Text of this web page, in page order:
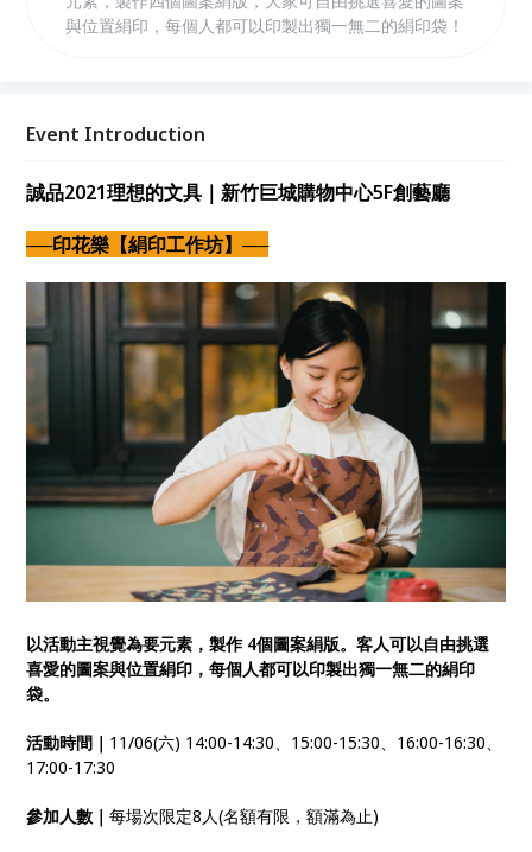
與位置絹印，每個人都可以印製出獨一無二的絹印袋！
Event Introduction
誠品2021理想的文具｜新竹巨城購物中心5F創藝廳
──印花樂【絹印工作坊】──
以活動主視覺為要元素，製作 4個圖案絹版。客人可以自由挑選
喜愛的圖案與位置絹印，每個人都可以印製出獨一無二的絹印
袋。
活動時間｜ 11/06(六) 14:00-14:30、15:00-15:30、16:00-16:30、
17:00-17:30
參加人數｜每場次限定8人(名額有限，額滿為止)